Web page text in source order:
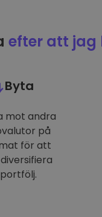
efter att jag
Byta
mot andra
på
för att